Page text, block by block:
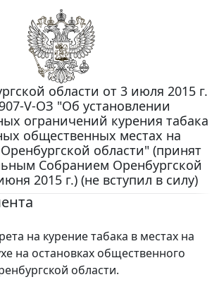
области от 3 июля 2015 г.
V-ОЗ "Об установлении
ограничений курения табака
общественных местах на
области" (принят
Собранием Оренбургской
2015 г.) (не вступил в силу)
на курение табака в местах на
на остановках общественного
области.